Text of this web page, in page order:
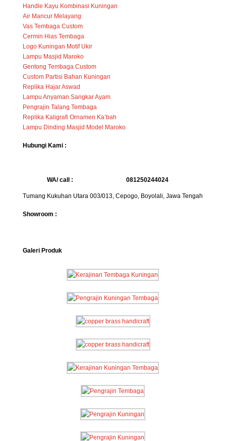
Handle Kayu Kombinasi Kuningan
Air Mancur Melayang
Vas Tembaga Custom
Cermin Hias Tembaga
Logo Kuningan Motif Ukir
Lampu Masjid Maroko
Gentong Tembaga Custom
Custom Partisi Bahan Kuningan
Replika Hajar Aswad
Lampu Anyaman Sangkar Ayam
Pengrajin Talang Tembaga
Replika Kaligrafi Ornamen Ka’bah
Lampu Dinding Masjid Model Maroko
Hubungi Kami :
WA/ call : 081250244024
Tumang Kukuhan Utara 003/013, Cepogo, Boyolali, Jawa Tengah
Showroom :
Galeri Produk